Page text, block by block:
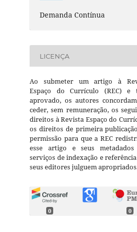
Demanda Contínua
LICENÇA
Ao submeter um artigo à
Espaço do Currículo (REC) e
aprovado, os autores
ceder, sem remuneração, os
direitos à Revista Espaço do
os direitos de primeira
permissão para que a REC
esse artigo e seus metadados
serviços de indexação e
seus editores julguem
0 0